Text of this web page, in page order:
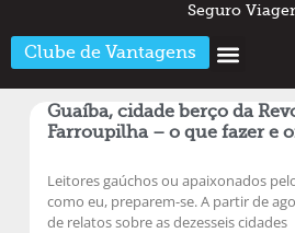
Seguro
Clube de Vantagens
Guaíba, cidade berço da
Farroupilha – o que fazer e
Leitores gaúchos ou apaixonados
como eu, preparem-se. A partir de
de relatos sobre as dezesseis cidades